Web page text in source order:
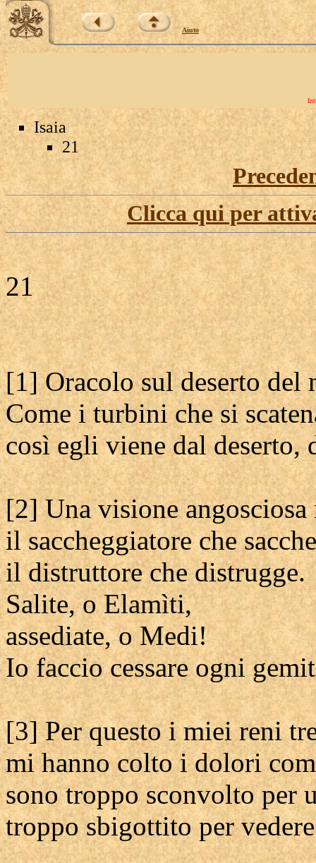
Aiuto
Isaia
21
Clicca qui per
21
[1] Oracolo sul deserto del
Come i turbini che si
così egli viene dal deserto,
[2] Una visione
il saccheggiatore che
il distruttore che distrugge.
Salite, o Elamìti,
assediate, o Medi!
Io faccio cessare ogni
[3] Per questo i miei reni
mi hanno colto i dolori
sono troppo sconvolto per
troppo sbigottito per